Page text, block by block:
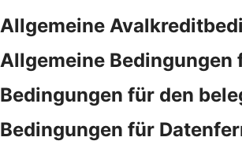
Allgemeine
Allgemeine Bedingungen
Bedingungen für den
Bedingungen für